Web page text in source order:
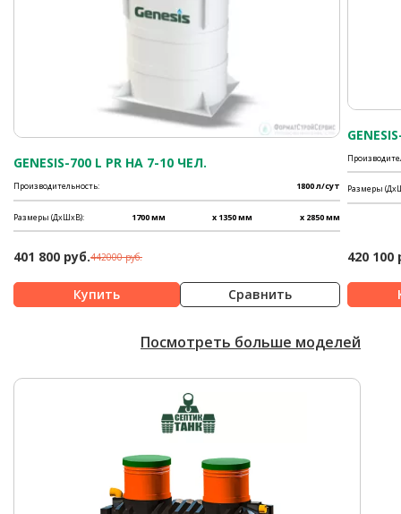
GENESIS-700 L PR НА 7-10 ЧЕЛ.
Производительность: 1800 л/сут
Размеры (ДхШхВ): 1700 мм x 1350 мм x 2850 мм
401 800 руб.442000 руб.
Сравнить
Размеры
420 100
Посмотреть больше моделей